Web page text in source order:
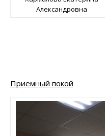
Александровна
Приемный покой